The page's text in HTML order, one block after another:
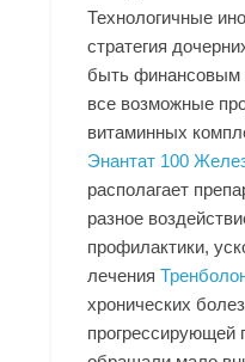
Технологичные
стратегия
быть финансовым
все возможные
витаминных
Энантат 100
располагает
разное
профилактики,
лечения
хронических
прогрессирующей